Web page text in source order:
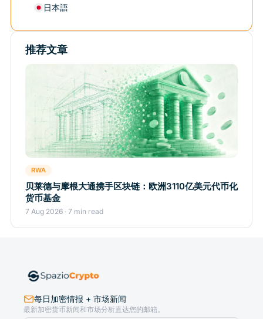
日本語
推荐文章
RWA
贝莱德与摩根大通携手区块链：欧洲3110亿美元代币化
货币基金
7 Aug 2026 · 7 min read
每日加密情报 + 市场新闻
最新加密货币新闻和市场分析直达您的邮箱。